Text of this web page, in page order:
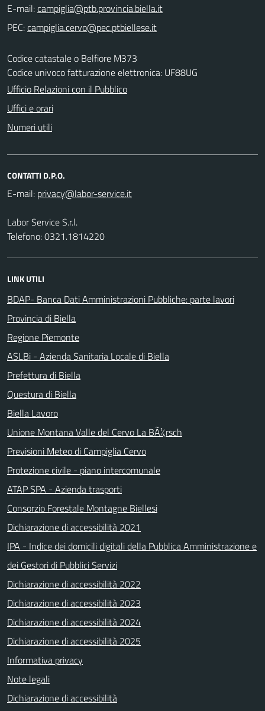
E-mail:
PEC:
Codice catastale o Belfiore M373
Codice univoco fatturazione elettronica: UF88UG
Ufficio Relazioni con il Pubblico
Uffici e orari
Numeri utili
CONTATTI D.P.O.
E-mail:
Labor Service S.r.l.
Telefono: 0321.1814220
LINK UTILI
BDAP- Banca Dati Amministrazioni Pubbliche: parte lavori
Provincia di Biella
Regione Piemonte
ASLBi - Azienda Sanitaria Locale di Biella
Prefettura di Biella
Questura di Biella
Biella Lavoro
Unione Montana Valle del Cervo La BÃ¼rsch
Previsioni Meteo di Campiglia Cervo
Protezione civile - piano intercomunale
ATAP SPA - Azienda trasporti
Consorzio Forestale Montagne Biellesi
Dichiarazione di accessibilità 2021
IPA - Indice dei domicili digitali della Pubblica Amministrazione e
dei Gestori di Pubblici Servizi
Dichiarazione di accessibilità 2022
Dichiarazione di accessibilità 2023
Dichiarazione di accessibilità 2024
Dichiarazione di accessibilità 2025
Informativa privacy
Note legali
Dichiarazione di accessibilità